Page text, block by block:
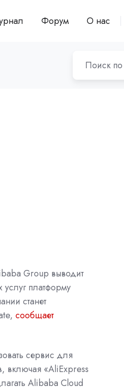
Форум О нас
Group выводит
платформу
станет
сообщает
сервис для
включая «AliExpress
Alibaba Cloud